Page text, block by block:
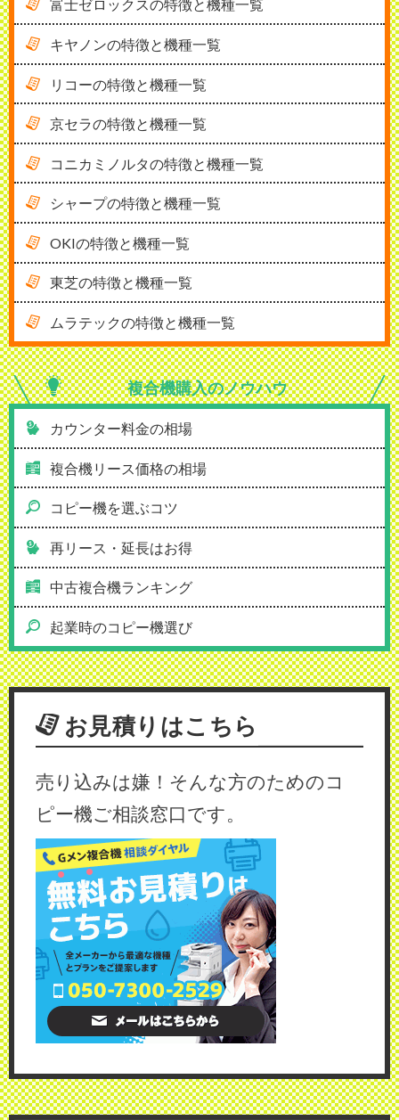
富士ゼロックスの特徴と機種一覧
キヤノンの特徴と機種一覧
リコーの特徴と機種一覧
京セラの特徴と機種一覧
コニカミノルタの特徴と機種一覧
シャープの特徴と機種一覧
OKIの特徴と機種一覧
東芝の特徴と機種一覧
ムラテックの特徴と機種一覧
複合機購入のノウハウ
カウンター料金の相場
複合機リース価格の相場
コピー機を選ぶコツ
再リース・延長はお得
中古複合機ランキング
起業時のコピー機選び
お見積りはこちら
売り込みは嫌！そんな方のためのコ
ピー機ご相談窓口です。